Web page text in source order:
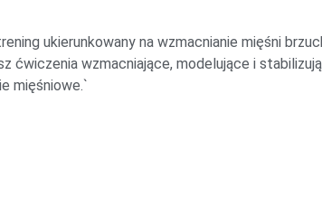
ukierunkowany na wzmacnianie mięśni
ćwiczenia wzmacniające, modelujące i
mięśniowe.`